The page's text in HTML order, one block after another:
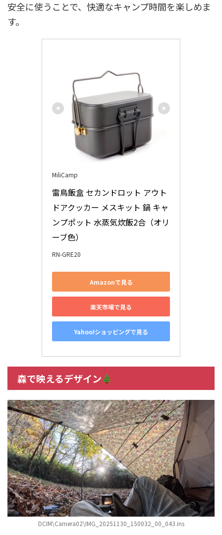
安全に使うことで、快適なキャンプ時間を楽しめま
す。
MiliCamp
雷鳥飯盒 セカンドロット アウト
ドアクッカー メスキット 鍋 キャ
ンプポット 水蒸気炊飯2合（オリ
ーブ色）
RN-GRE20
Amazonで見る
楽天市場で見る
Yahoo!ショッピングで見る
森で映えるデザイン
DCIM\Camera02\IMG_20251130_150032_00_043.ins